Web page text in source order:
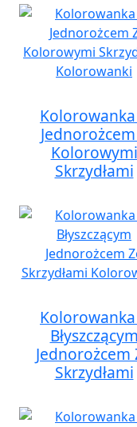
Kolorowymi
Skrzydłami
Błyszczącym
Jednorożcem
Skrzydłami